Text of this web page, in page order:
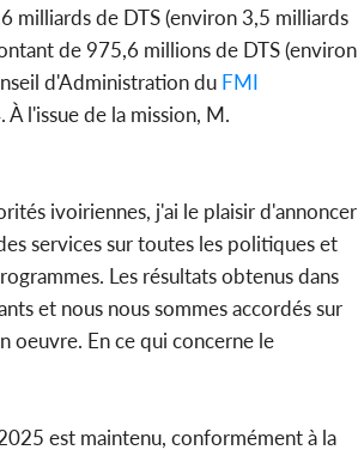
milliards de DTS (environ 3,5 milliards
de 975,6 millions de DTS (environ
d'Administration du FMI
l'issue de la mission, M.
ivoiriennes, j'ai le plaisir d'annoncer
services sur toutes les politiques et
Les résultats obtenus dans
et nous nous sommes accordés sur
oeuvre. En ce qui concerne le
est maintenu, conformément à la